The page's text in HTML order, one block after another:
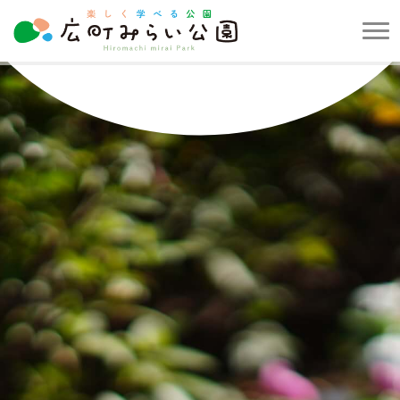
楽
し
学
べ
る
園
広
み
ら
い
公
メ
ュ
ー
を
開
閉